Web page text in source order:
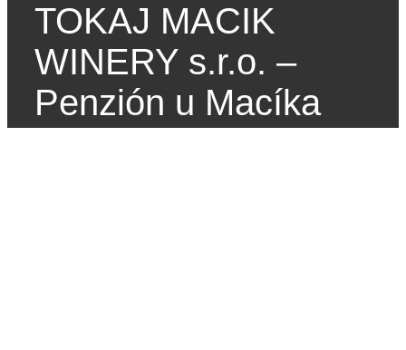
TOKAJ MACIK
WINERY s.r.o. –
Penzión u Macíka